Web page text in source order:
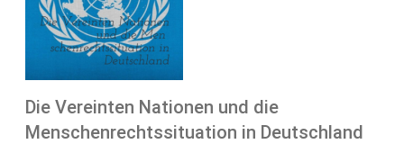
Die Vereinten Nationen und die
Menschenrechtssituation in Deutschland